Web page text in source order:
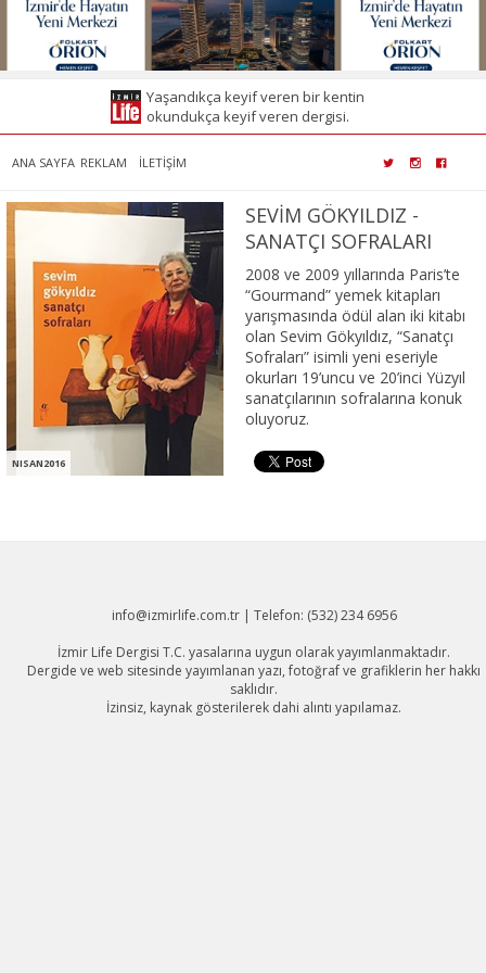
Yaşandıkça keyif veren bir kentin
okundukça keyif veren dergisi.
ANA SAYFA REKLAM İLETİŞİM
NISAN2016
SEVİM GÖKYILDIZ -
SANATÇI SOFRALARI
2008 ve 2009 yıllarında Paris’te
“Gourmand” yemek kitapları
yarışmasında ödül alan iki kitabı
olan Sevim Gökyıldız, “Sanatçı
Sofraları” isimli yeni eseriyle
okurları 19’uncu ve 20’inci Yüzyıl
sanatçılarının sofralarına konuk
oluyoruz.
info@izmirlife.com.tr | Telefon: (532) 234 6956
İzmir Life Dergisi T.C. yasalarına uygun olarak yayımlanmaktadır.
Dergide ve web sitesinde yayımlanan yazı, fotoğraf ve grafiklerin her hakkı
saklıdır.
İzinsiz, kaynak gösterilerek dahi alıntı yapılamaz.